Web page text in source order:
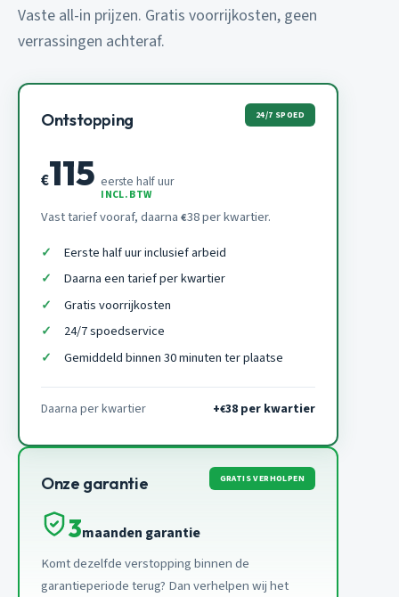
Vaste all-in prijzen. Gratis voorrijkosten, geen
verrassingen achteraf.
Ontstopping 24/7 SPOED
€115 eerste half uur
INCL. BTW
Vast tarief vooraf, daarna €38 per kwartier.
Eerste half uur inclusief arbeid
Daarna een tarief per kwartier
Gratis voorrijkosten
24/7 spoedservice
Gemiddeld binnen 30 minuten ter plaatse
Daarna per kwartier +€38 per kwartier
Onze garantie GRATIS VERHOLPEN
3maanden garantie
Komt dezelfde verstopping binnen de
garantieperiode terug? Dan verhelpen wij het